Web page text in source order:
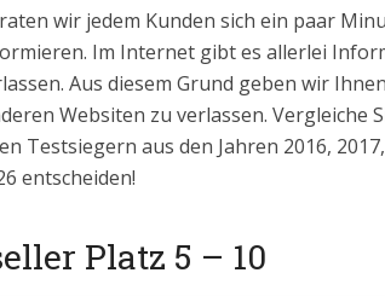
wir jedem Kunden sich ein paar
Im Internet gibt es allerlei
Aus diesem Grund geben wir
Websiten zu verlassen.
Testsiegern aus den Jahren 2016,
entscheiden!
Platz 5 – 10